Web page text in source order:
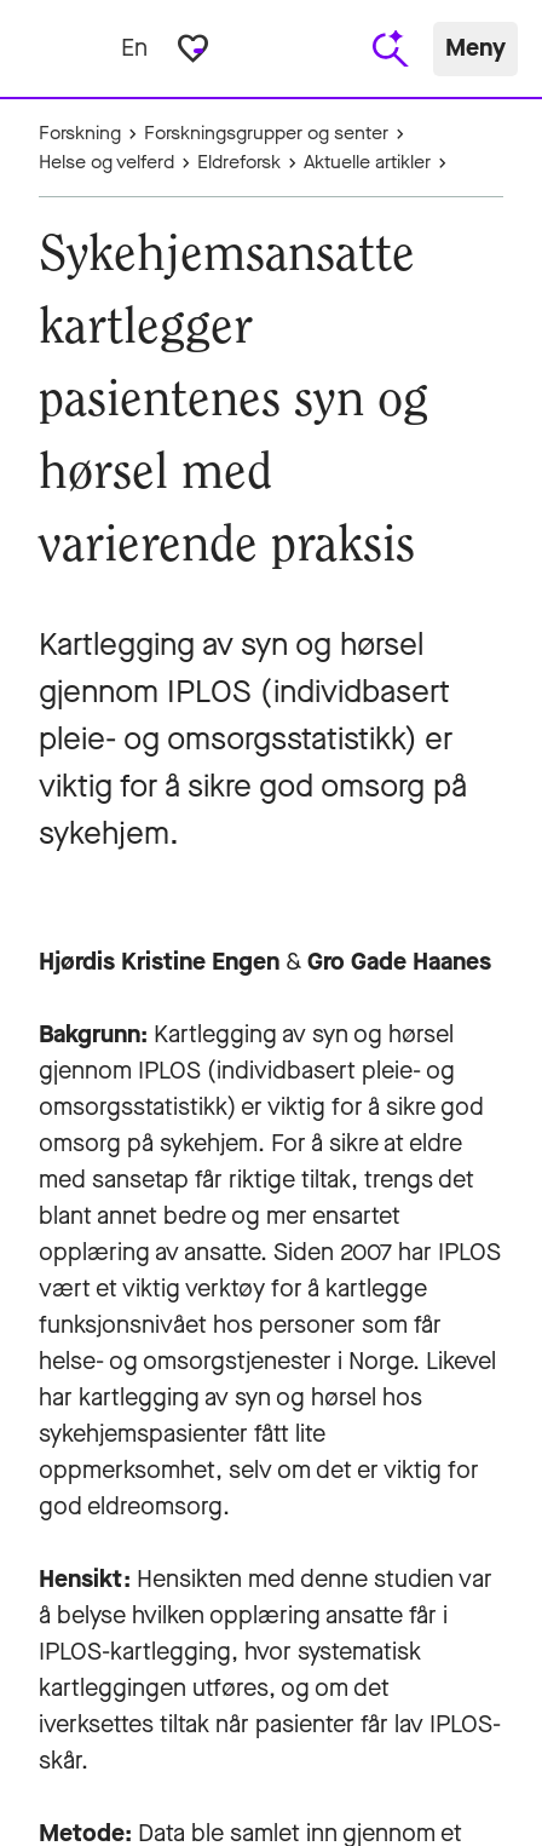
En favorite_border Meny
Forskning
Forskningsgrupper og senter
Helse og velferd
Eldreforsk Aktuelle artikler
Sykehjemsansatte
kartlegger
pasientenes syn og
hørsel med
varierende praksis
Kartlegging av syn og hørsel
gjennom IPLOS (individbasert
pleie- og omsorgsstatistikk) er
viktig for å sikre god omsorg på
sykehjem.
Hjørdis Kristine Engen &Gro Gade Haanes
Bakgrunn: Kartlegging av syn og hørsel
gjennom IPLOS (individbasert pleie- og
omsorgsstatistikk) er viktig for å sikre god
omsorg på sykehjem. For å sikre at eldre
med sansetap får riktige tiltak, trengs det
blant annet bedre og mer ensartet
opplæring av ansatte. Siden 2007 har IPLOS
vært et viktig verktøy for å kartlegge
funksjonsnivået hos personer som får
helse- og omsorgstjenester i Norge. Likevel
har kartlegging av syn og hørsel hos
sykehjemspasienter fått lite
oppmerksomhet, selv om det er viktig for
god eldreomsorg.
Hensikt: Hensikten med denne studien var
å belyse hvilken opplæring ansatte får i
IPLOS-kartlegging, hvor systematisk
kartleggingen utføres, og om det
iverksettes tiltak når pasienter får lav IPLOS-
skår.
Metode: Data ble samlet inn gjennom et